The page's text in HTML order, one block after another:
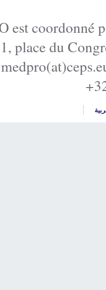
est coordonné
1, place du